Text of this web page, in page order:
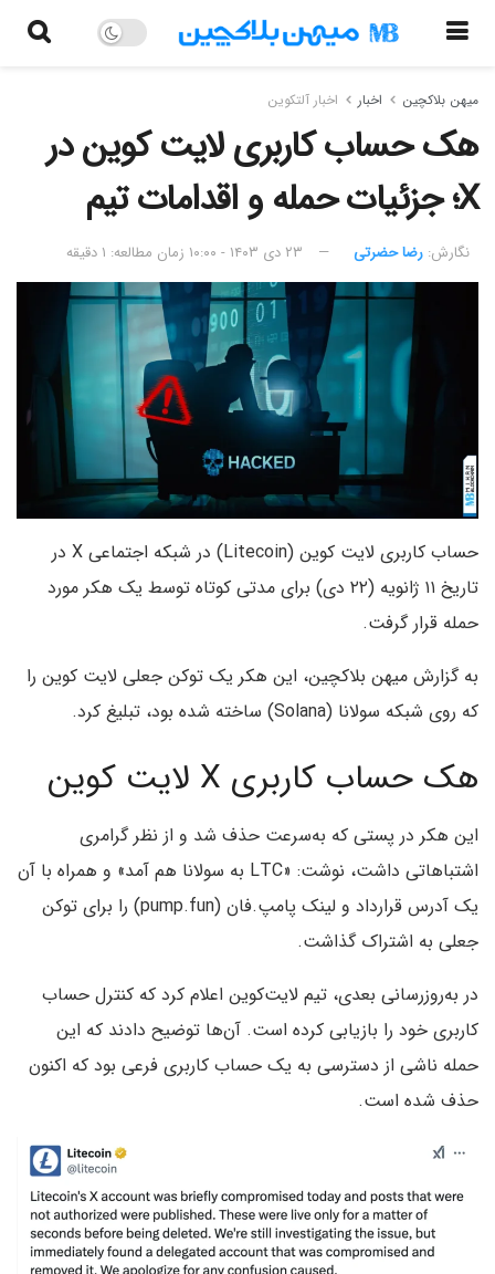
میهن بلاکچین اخبار اخبار آلتکوین
هک حساب کاربری لایت کوین در
X؛ جزئیات حمله و اقدامات تیم
نگارش:‌ رضا حضرتی ۲۳ دی ۱۴۰۳ - ۱۰:۰۰ زمان مطالعه: ۱ دقیقه
حساب کاربری لایت کوین (Litecoin) در شبکه اجتماعی X در
تاریخ ۱۱ ژانویه (۲۲ دی) برای مدتی کوتاه توسط یک هکر مورد
حمله قرار گرفت.
به گزارش میهن بلاکچین، این هکر یک توکن جعلی لایت کوین را
که روی شبکه سولانا (Solana) ساخته شده بود، تبلیغ کرد.
هک حساب کاربری X لایت کوین
این هکر در پستی که به‌سرعت حذف شد و از نظر گرامری
اشتباهاتی داشت، نوشت: «LTC به سولانا هم آمد» و همراه با آن
یک آدرس قرارداد و لینک پامپ.فان (pump.fun) را برای توکن
جعلی به اشتراک گذاشت.
در به‌روزرسانی بعدی، تیم لایت‌کوین اعلام کرد که کنترل حساب
کاربری خود را بازیابی کرده است. آن‌ها توضیح دادند که این
حمله ناشی از دسترسی به یک حساب کاربری فرعی بود که اکنون
حذف شده است.